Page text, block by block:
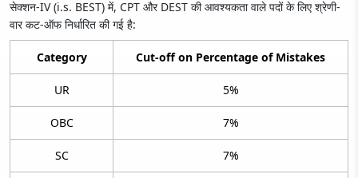
सेक्शन-IV (i.s. BEST) में, CPT और DEST की आवश्यकता वाले पदों के लिए श्रेणी-
वार कट-ऑफ निर्धारित की गई है:
Category Cut-off on Percentage of Mistakes
UR 5%
OBC 7%
SC 7%